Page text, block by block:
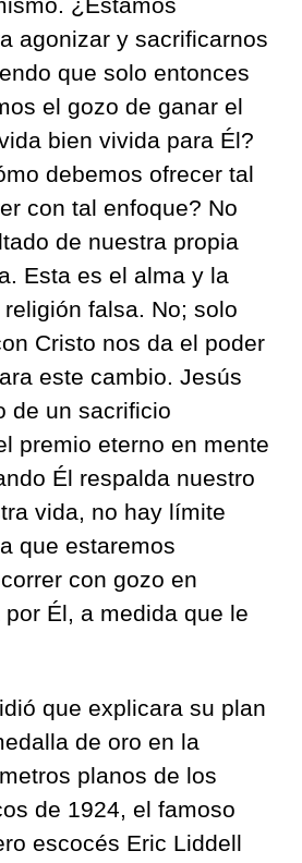
agonizar y sacrificarnos
que solo entonces
el gozo de ganar el
bien vivida para Él?
debemos ofrecer tal
con tal enfoque? No
de nuestra propia
Esta es el alma y la
falsa. No; solo
Cristo nos da el poder
este cambio. Jesús
de un sacrificio
premio eterno en mente
Él respalda nuestro
vida, no hay límite
que estaremos
con gozo en
Él, a medida que le
que explicara su plan
de oro en la
planos de los
de 1924, el famoso
escocés Eric Liddell